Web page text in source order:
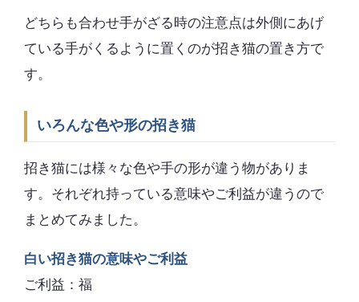
どちらも合わせ手がざる時の注意点は外側にあげ
ている手がくるように置くのが招き猫の置き方で
す。
いろんな色や形の招き猫
招き猫には様々な色や手の形が違う物がありま
す。それぞれ持っている意味やご利益が違うので
まとめてみました。
白い招き猫の意味やご利益
ご利益：福